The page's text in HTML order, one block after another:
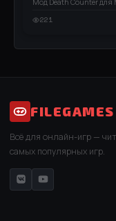
Мод Death Counter для
221
FILEGAMES
Всё для онлайн-игр —
самых популярных игр.